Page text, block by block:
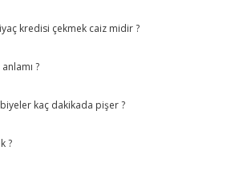
kredisi çekmek caiz midir ?
?
kaç dakikada pişer ?
?